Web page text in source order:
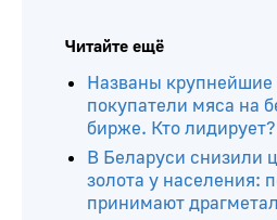
Читайте ещё
Названы
покупатели мяса на
бирже. Кто лидирует?
В Беларуси снизили
золота у населения:
принимают